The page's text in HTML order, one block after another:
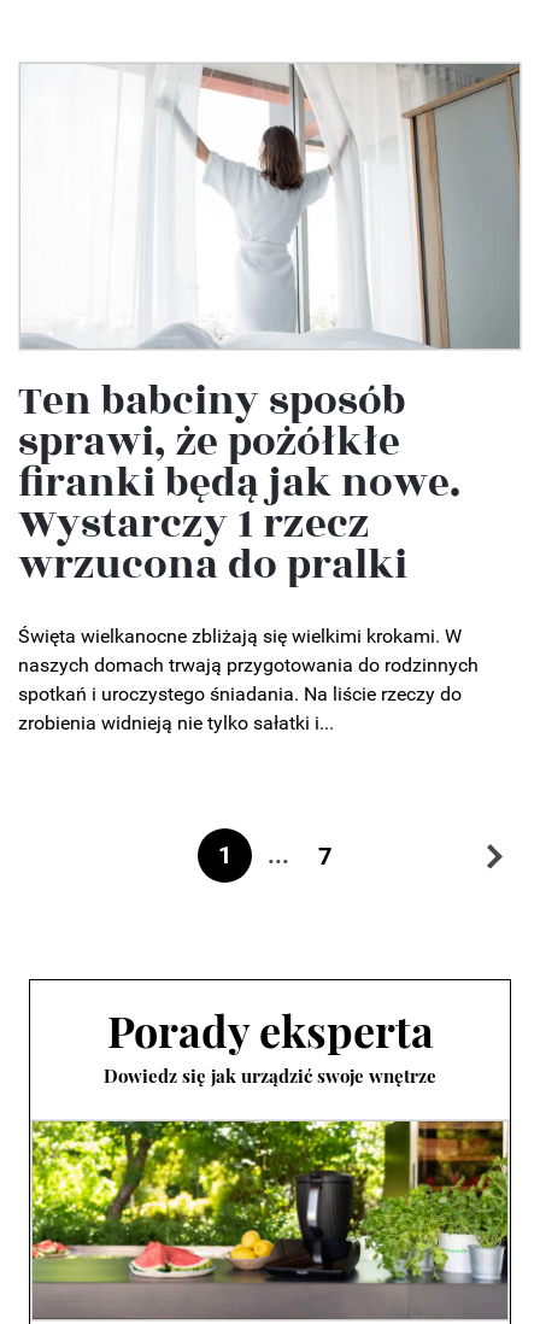
Ten babciny sposób
sprawi, że pożółkłe
firanki będą jak nowe.
Wystarczy 1 rzecz
wrzucona do pralki
Święta wielkanocne zbliżają się wielkimi krokami. W
naszych domach trwają przygotowania do rodzinnych
spotkań i uroczystego śniadania. Na liście rzeczy do
zrobienia widnieją nie tylko sałatki i...
1 ... 7
Porady eksperta
Dowiedz się jak urządzić swoje wnętrze